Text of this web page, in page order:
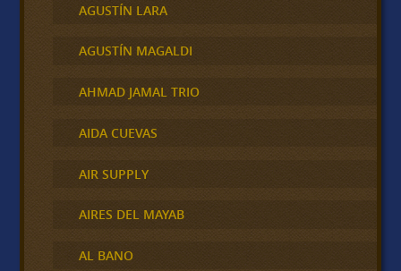
AGUSTÍN LARA
AGUSTÍN MAGALDI
AHMAD JAMAL TRIO
AIDA CUEVAS
AIR SUPPLY
AIRES DEL MAYAB
AL BANO